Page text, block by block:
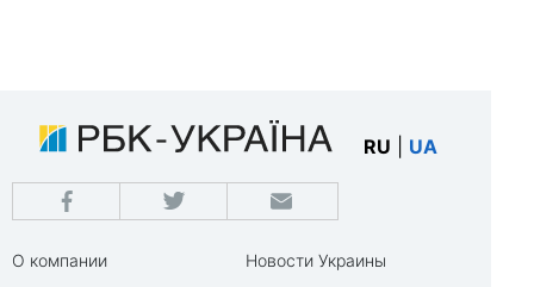
RU UA
О компании
Новости Украины